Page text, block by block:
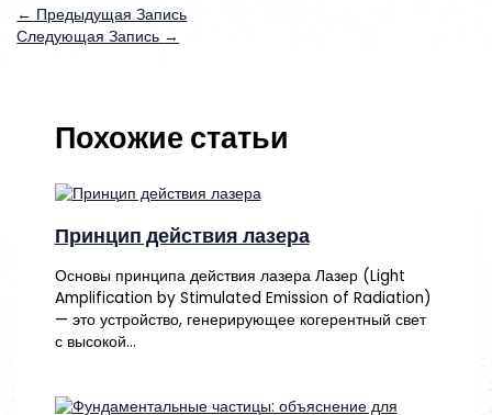
← Предыдущая Запись
Следующая Запись →
Похожие статьи
Принцип действия лазера
Основы принципа действия лазера Лазер (Light
Amplification by Stimulated Emission of Radiation)
— это устройство, генерирующее когерентный свет
с высокой…